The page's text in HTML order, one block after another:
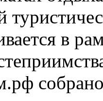
в